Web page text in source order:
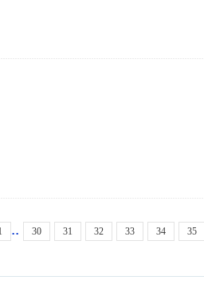
.. 30 31 32 33 34 35